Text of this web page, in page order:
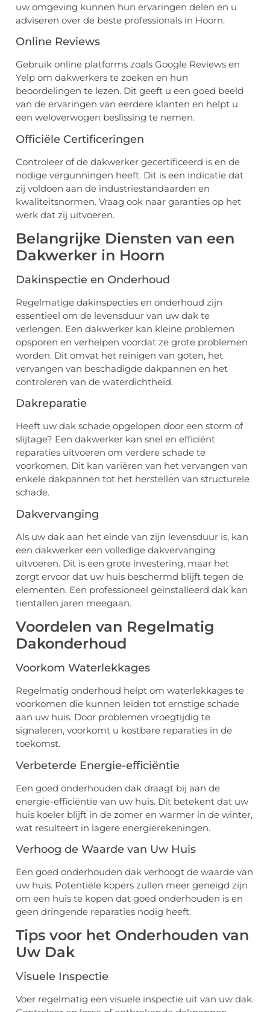
uw omgeving kunnen hun ervaringen delen en u
adviseren over de beste professionals in Hoorn.
Online Reviews
Gebruik online platforms zoals Google Reviews en
Yelp om dakwerkers te zoeken en hun
beoordelingen te lezen. Dit geeft u een goed beeld
van de ervaringen van eerdere klanten en helpt u
een weloverwogen beslissing te nemen.
Officiële Certificeringen
Controleer of de dakwerker gecertificeerd is en de
nodige vergunningen heeft. Dit is een indicatie dat
zij voldoen aan de industriestandaarden en
kwaliteitsnormen. Vraag ook naar garanties op het
werk dat zij uitvoeren.
Belangrijke Diensten van een
Dakwerker in Hoorn
Dakinspectie en Onderhoud
Regelmatige dakinspecties en onderhoud zijn
essentieel om de levensduur van uw dak te
verlengen. Een dakwerker kan kleine problemen
opsporen en verhelpen voordat ze grote problemen
worden. Dit omvat het reinigen van goten, het
vervangen van beschadigde dakpannen en het
controleren van de waterdichtheid.
Dakreparatie
Heeft uw dak schade opgelopen door een storm of
slijtage? Een dakwerker kan snel en efficiënt
reparaties uitvoeren om verdere schade te
voorkomen. Dit kan variëren van het vervangen van
enkele dakpannen tot het herstellen van structurele
schade.
Dakvervanging
Als uw dak aan het einde van zijn levensduur is, kan
een dakwerker een volledige dakvervanging
uitvoeren. Dit is een grote investering, maar het
zorgt ervoor dat uw huis beschermd blijft tegen de
elementen. Een professioneel geïnstalleerd dak kan
tientallen jaren meegaan.
Voordelen van Regelmatig
Dakonderhoud
Voorkom Waterlekkages
Regelmatig onderhoud helpt om waterlekkages te
voorkomen die kunnen leiden tot ernstige schade
aan uw huis. Door problemen vroegtijdig te
signaleren, voorkomt u kostbare reparaties in de
toekomst.
Verbeterde Energie-efficiëntie
Een goed onderhouden dak draagt bij aan de
energie-efficiëntie van uw huis. Dit betekent dat uw
huis koeler blijft in de zomer en warmer in de winter,
wat resulteert in lagere energierekeningen.
Verhoog de Waarde van Uw Huis
Een goed onderhouden dak verhoogt de waarde van
uw huis. Potentiële kopers zullen meer geneigd zijn
om een huis te kopen dat goed onderhouden is en
geen dringende reparaties nodig heeft.
Tips voor het Onderhouden van
Uw Dak
Visuele Inspectie
Voer regelmatig een visuele inspectie uit van uw dak.